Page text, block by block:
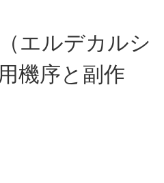
エルデカルシ
機序と副作